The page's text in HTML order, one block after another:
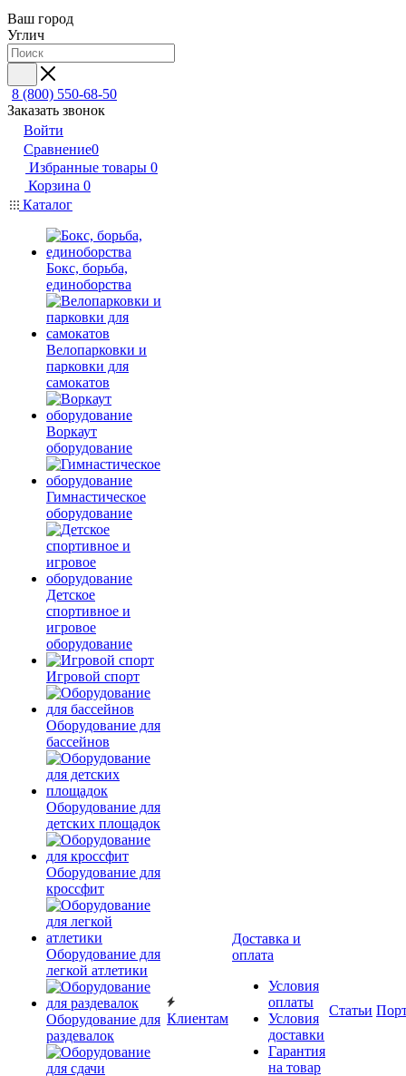
Ваш город
Углич
8 (800) 550-68-50
Заказать звонок
Войти
Сравнение0
Избранные товары 0
Корзина 0
Каталог
Бокс, борьба,
единоборства
Велопарковки и
парковки для
самокатов
Воркаут
оборудование
Гимнастическое
оборудование
Детское
спортивное и
игровое
оборудование
Игровой спорт
Оборудование для
бассейнов
Оборудование для
детских площадок
Оборудование для
кроссфит
Оборудование для
легкой атлетики
Оборудование для
раздевалок
Клиентам
Доставка и
оплата
Условия
оплаты
Условия
доставки
Гарантия
на товар
Статьи